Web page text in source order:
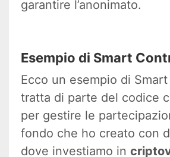
garantire l’anonimato.
Esempio di Smart
Ecco un esempio di
tratta di parte del codice
per gestire le
fondo che ho creato con
dove investiamo in